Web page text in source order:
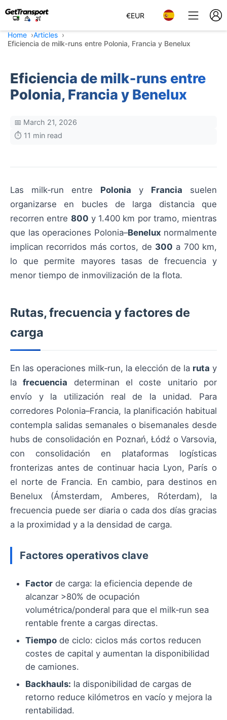
€EUR
Home
Articles
Eficiencia de milk‑runs entre Polonia, Francia y Benelux
Eficiencia de milk‑runs entre
Polonia, Francia y Benelux
📅 March 21, 2026
⏱️ 11 min read
Las milk‑run entre Polonia y Francia suelen
organizarse en bucles de larga distancia que
recorren entre 800 y 1.400 km por tramo, mientras
que las operaciones Polonia–Benelux normalmente
implican recorridos más cortos, de 300 a 700 km,
lo que permite mayores tasas de frecuencia y
menor tiempo de inmovilización de la flota.
Rutas, frecuencia y factores de
carga
En las operaciones milk‑run, la elección de la ruta y
lafrecuencia determinan el coste unitario por
envío y la utilización real de la unidad. Para
corredores Polonia–Francia, la planificación habitual
contempla salidas semanales o bisemanales desde
hubs de consolidación en Poznań, Łódź o Varsovia,
con consolidación en plataformas logísticas
fronterizas antes de continuar hacia Lyon, París o
el norte de Francia. En cambio, para destinos en
Benelux (Ámsterdam, Amberes, Róterdam), la
frecuencia puede ser diaria o cada dos días gracias
a la proximidad y a la densidad de carga.
Factores operativos clave
Factor de carga: la eficiencia depende de
alcanzar >80% de ocupación
volumétrica/ponderal para que el milk‑run sea
rentable frente a cargas directas.
Tiempo de ciclo: ciclos más cortos reducen
costes de capital y aumentan la disponibilidad
de camiones.
Backhauls: la disponibilidad de cargas de
retorno reduce kilómetros en vacío y mejora la
rentabilidad.